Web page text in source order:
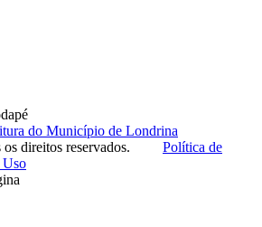
os direitos reservados. Política de
Uso